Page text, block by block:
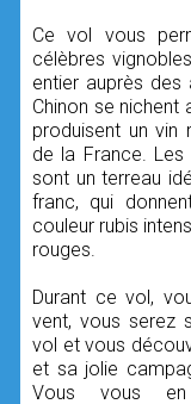
Ce vol vous
célèbres
entier auprès des
Chinon se
produisent un vin
de la France.
sont un terreau
franc, qui
couleur rubis
rouges.
Durant ce vol,
vent, vous serez
vol et vous
et sa jolie
Vous vous en